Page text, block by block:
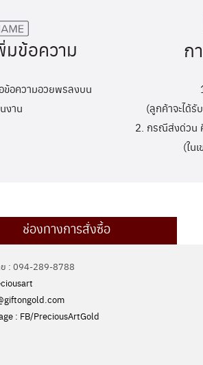
มข้อความ
ข้อความอวยพรลงบน
งาน
ก
(ลูกค้าจะได้
2. กรณีส่งด่วน
(ใน
ช่องทางการสั่งซื้อ
: 094-289-8788
: FB/PreciousArtGold